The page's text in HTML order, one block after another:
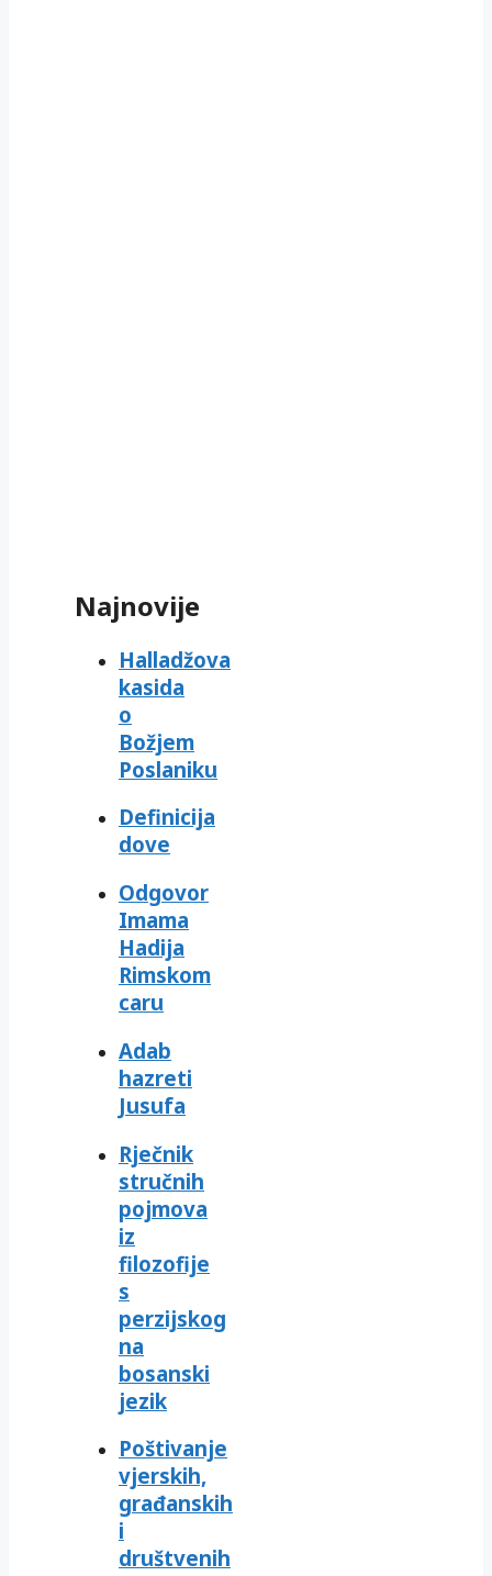
Najnovije
Halladžova
kasida
o
Božjem
Poslaniku
Definicija
dove
Odgovor
Imama
Hadija
Rimskom
caru
Adab
hazreti
Jusufa
Rječnik
stručnih
pojmova
iz
filozofije
s
perzijskog
na
bosanski
jezik
Poštivanje
vjerskih,
građanskih
i
društvenih